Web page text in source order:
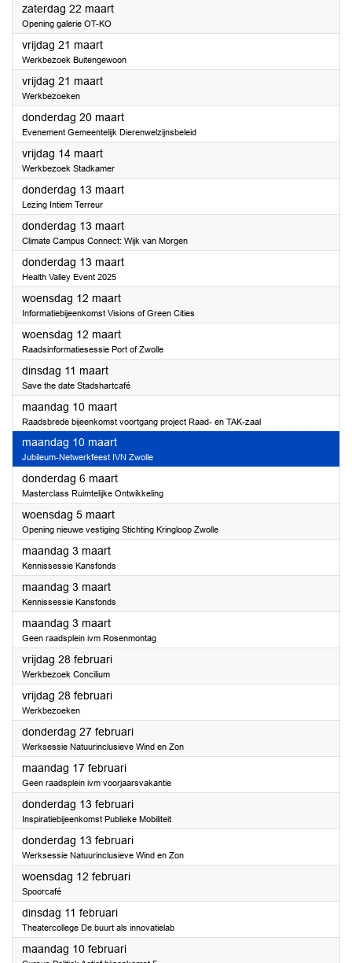
zaterdag 22 maart2025
Opening galerie OT-KO
vrijdag 21 maart2025
Werkbezoek Buitengewoon
vrijdag 21 maart2025
Werkbezoeken
donderdag 20 maart2025
Evenement Gemeentelijk Dierenwelzijnsbeleid
vrijdag 14 maart2025
Werkbezoek Stadkamer
donderdag 13 maart2025
Lezing Intiem Terreur
donderdag 13 maart2025
Climate Campus Connect: Wijk van Morgen
donderdag 13 maart2025
Health Valley Event 2025
woensdag 12 maart2025
Informatiebijeenkomst Visions of Green Cities
woensdag 12 maart2025
Raadsinformatiesessie Port of Zwolle
dinsdag 11 maart2025
Save the date Stadshartcafé
maandag 10 maart2025
Raadsbrede bijeenkomst voortgang project Raad- en TAK-zaal
maandag 10 maart2025
Jubileum-Netwerkfeest IVN Zwolle
donderdag 6 maart2025
Masterclass Ruimtelijke Ontwikkeling
woensdag 5 maart2025
Opening nieuwe vestiging Stichting Kringloop Zwolle
maandag 3 maart2025
Kennissessie Kansfonds
maandag 3 maart2025
Kennissessie Kansfonds
maandag 3 maart2025
Geen raadsplein ivm Rosenmontag
vrijdag 28 februari2025
Werkbezoek Concilium
vrijdag 28 februari2025
Werkbezoeken
donderdag 27 februari2025
Werksessie Natuurinclusieve Wind en Zon
maandag 17 februari2025
Geen raadsplein ivm voorjaarsvakantie
donderdag 13 februari2025
Inspiratiebijeenkomst Publieke Mobiliteit
donderdag 13 februari2025
Werksessie Natuurinclusieve Wind en Zon
woensdag 12 februari2025
Spoorcafé
dinsdag 11 februari2025
Theatercollege De buurt als innovatielab
maandag 10 februari2025